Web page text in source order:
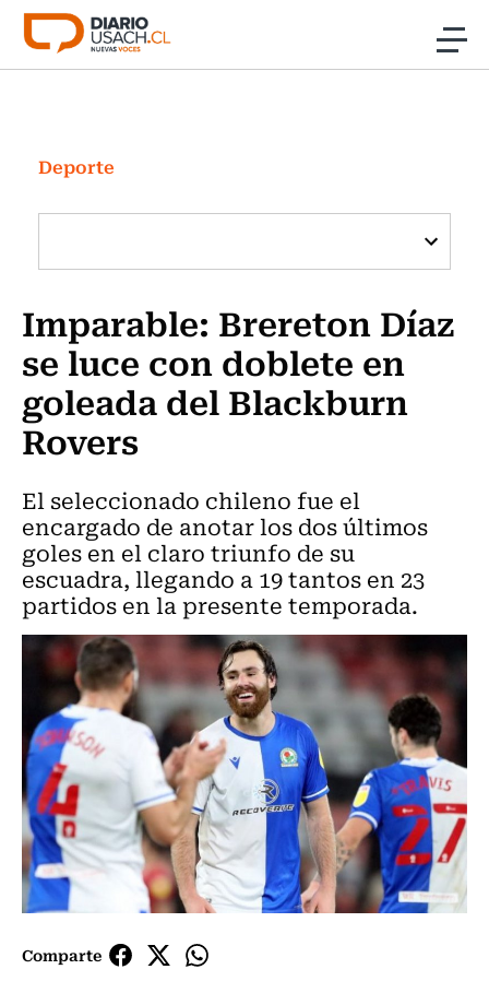
Click acá para ir directamente al contenido
Investigación
Cultura
Programas Radio y TV Usach
Deporte
Imparable: Brereton Díaz
se luce con doblete en
goleada del Blackburn
Rovers
El seleccionado chileno fue el
encargado de anotar los dos últimos
goles en el claro triunfo de su
escuadra, llegando a 19 tantos en 23
partidos en la presente temporada.
Comparte